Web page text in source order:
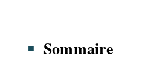
Sommaire